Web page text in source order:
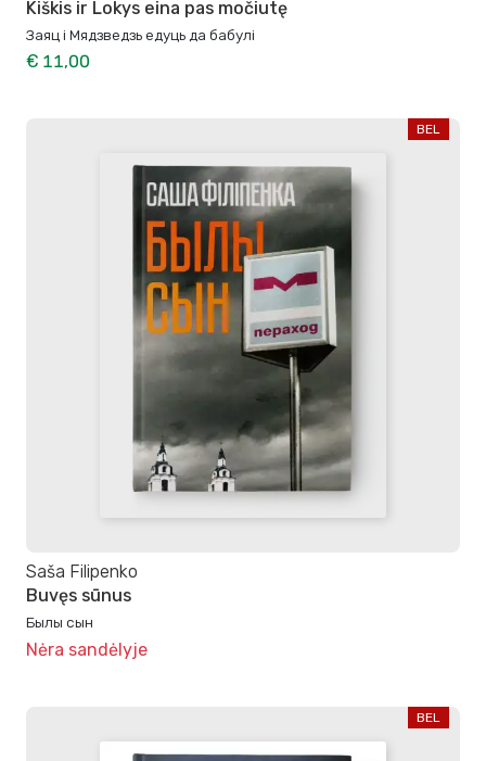
Kiškis ir Lokys eina pas močiutę
Заяц і Мядзведзь едуць да бабулі
€ 11,00
BEL
Saša Filipenko
Buvęs sūnus
Былы сын
Nėra sandėlyje
BEL